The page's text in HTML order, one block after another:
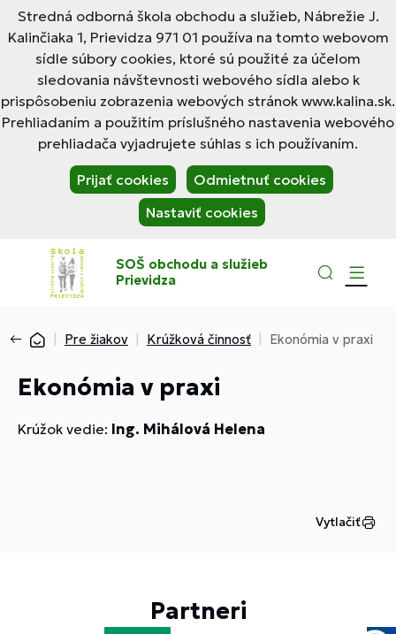
Stredná odborná škola obchodu a služieb, Nábrežie J.
Kalinčiaka 1, Prievidza 971 01 používa na tomto webovom
sídle súbory cookies, ktoré sú použité za účelom
sledovania návštevnosti webového sídla alebo k
prispôsobeniu zobrazenia webových stránok www.kalina.sk.
Prehliadaním a použitím príslušného nastavenia webového
prehliadača vyjadrujete súhlas s ich používaním.
Prijať cookies
Odmietnuť cookies
Nastaviť cookies
SOŠ obchodu a služieb
Prievidza
Pre žiakov Krúžková činnosť Ekonómia v praxi
Ekonómia v praxi
Krúžok vedie: Ing. Mihálová Helena
Vytlačiť
Partneri